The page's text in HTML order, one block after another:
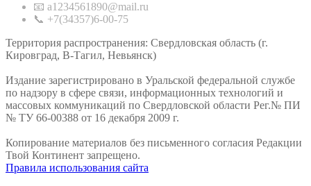
📧 a1234561890@mail.ru
📞 +7(34357)6-00-75
Территория распространения: Свердловская область (г.
Кировград, В-Тагил, Невьянск)
Издание зарегистрировано в Уральской федеральной службе
по надзору в сфере связи, информационных технологий и
массовых коммуникаций по Свердловской области Рег.№ ПИ
№ ТУ 66-00388 от 16 декабря 2009 г.
Копирование материалов без письменного согласия Редакции
Твой Континент запрещено.
Правила использования сайта